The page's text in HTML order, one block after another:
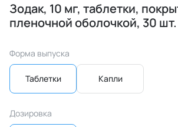
Зодак, 10 мг, таблетки,
пленочной оболочкой, 30
Форма выпуска
Таблетки Капли
Дозировка